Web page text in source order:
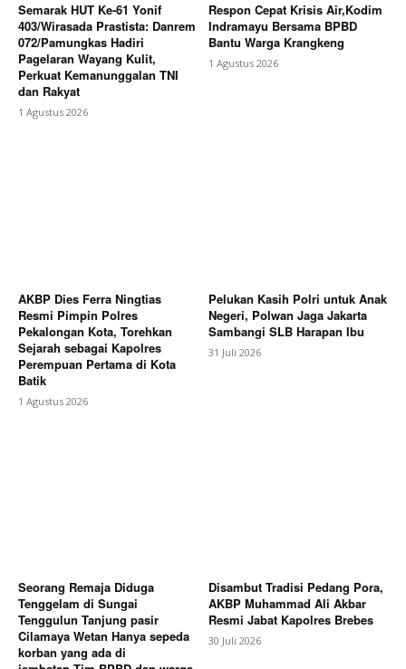
Semarak HUT Ke-61 Yonif
403/Wirasada Prastista: Danrem
072/Pamungkas Hadiri
Pagelaran Wayang Kulit,
Perkuat Kemanunggalan TNI
dan Rakyat
1 Agustus 2026
Respon Cepat Krisis Air,Kodim
Indramayu Bersama BPBD
Bantu Warga Krangkeng
1 Agustus 2026
AKBP Dies Ferra Ningtias
Resmi Pimpin Polres
Pekalongan Kota, Torehkan
Sejarah sebagai Kapolres
Perempuan Pertama di Kota
Batik
1 Agustus 2026
Pelukan Kasih Polri untuk Anak
Negeri, Polwan Jaga Jakarta
Sambangi SLB Harapan Ibu
31 Juli 2026
Seorang Remaja Diduga
Tenggelam di Sungai
Tenggulun Tanjung pasir
Cilamaya Wetan Hanya sepeda
korban yang ada di
Disambut Tradisi Pedang Pora,
AKBP Muhammad Ali Akbar
Resmi Jabat Kapolres Brebes
30 Juli 2026